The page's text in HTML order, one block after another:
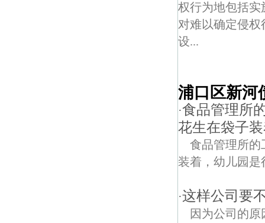
权行为地包括实
对难以确定侵
设...
浦口区新河
·食品管理所
花生在袋子
食品管理所
装着，幼儿园
·这样公司要
因为公司的